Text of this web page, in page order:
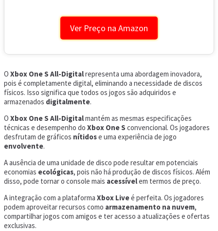
Ver Preço na Amazon
O Xbox One S All-Digitalrepresenta uma abordagem inovadora,
pois é completamente digital, eliminando a necessidade de discos
físicos. Isso significa que todos os jogos são adquiridos e
armazenados digitalmente.
O Xbox One S All-Digitalmantém as mesmas especificações
técnicas e desempenho do Xbox One S convencional. Os jogadores
desfrutam de gráficos nítidose uma experiência de jogo
envolvente.
A ausência de uma unidade de disco pode resultar em potenciais
economias ecológicas, pois não há produção de discos físicos. Além
disso, pode tornar o console mais acessívelem termos de preço.
A integração com a plataforma Xbox Liveé perfeita. Os jogadores
podem aproveitar recursos como armazenamento na nuvem,
compartilhar jogos com amigos e ter acesso a atualizações e ofertas
exclusivas.